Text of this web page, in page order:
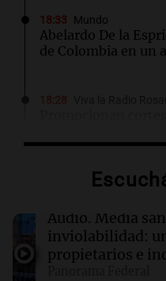
18:33 Mundo
Abelardo De la
de Colombia en un
Espectáculos
Hermano tras
Telefe
Audio. Media
inviolabilidad:
propietarios e